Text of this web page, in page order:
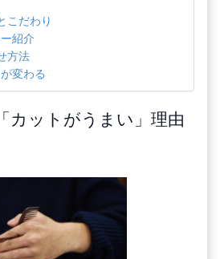
こだわり
紹介
方法
変わる
カットがうまい」理由